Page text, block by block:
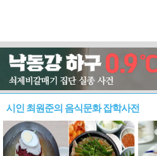
시인 최원준의 음식문화 잡학사전